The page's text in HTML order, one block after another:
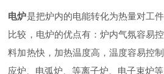
电炉是把炉内的电能转化为热量对工
比较，电炉的优点有：炉内气氛容易
料加热快，加热温度高，温度容易控
应炉、电弧炉、等离子炉、电子束炉等